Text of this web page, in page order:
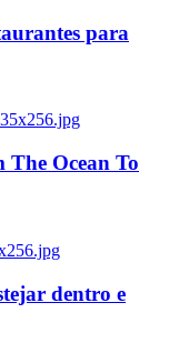
para
Ocean To
dentro e